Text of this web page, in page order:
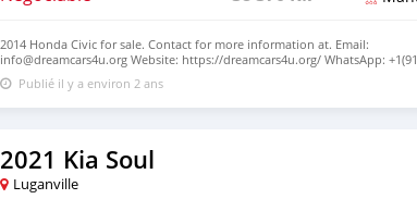
2014 Honda Civic for sale. Contact for more information at. Email:
info@dreamcars4u.org Website: https://dreamcars4u.org/ WhatsApp:
2710.
Publié il y a environ 2 ans
2021 Kia Soul
Luganville